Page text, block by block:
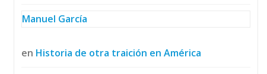
Manuel García
en Historia de otra traición en América